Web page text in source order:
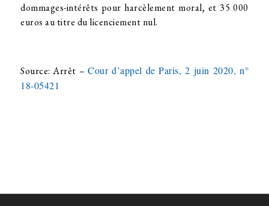
dommages-intérêts pour harcèlement moral, et 35 000
euros au titre du licenciement nul.
Source: Arrêt –Cour d’appel de Paris, 2 juin 2020, n°
18-05421